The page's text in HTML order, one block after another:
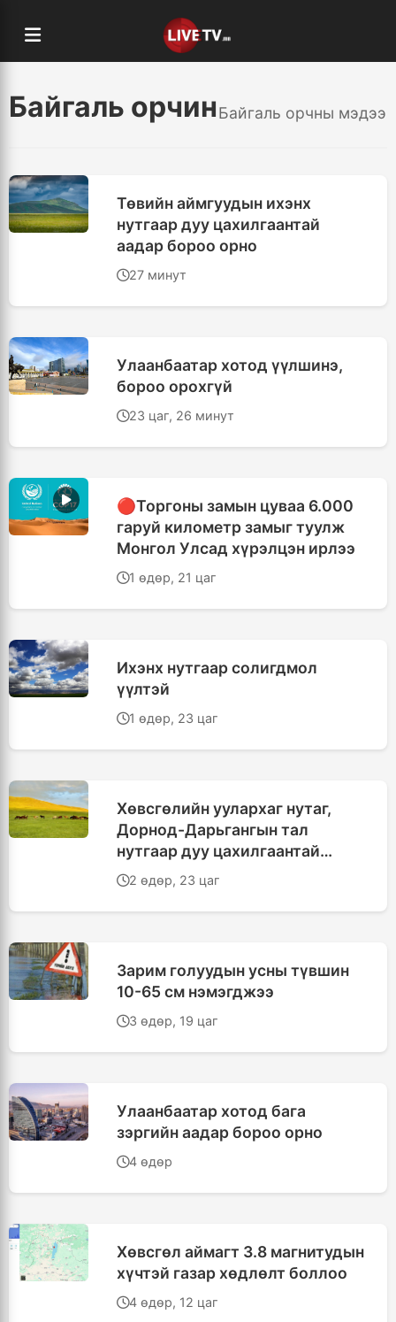
Байгаль орчинБайгаль орчны мэдээ
Төвийн аймгуудын ихэнх
нутгаар дуу цахилгаантай
аадар бороо орно
27 минут
Улаанбаатар хотод үүлшинэ,
бороо орохгүй
23 цаг, 26 минут
🔴Торгоны замын цуваа 6.000
гаруй километр замыг туулж
Монгол Улсад хүрэлцэн ирлээ
1 өдөр, 21 цаг
Ихэнх нутгаар солигдмол
үүлтэй
1 өдөр, 23 цаг
Хөвсгөлийн уулархаг нутаг,
Дорнод-Дарьгангын тал
нутгаар дуу цахилгаантай
аадар бороо орно
2 өдөр, 23 цаг
Зарим голуудын усны түвшин
10-65 см нэмэгджээ
3 өдөр, 19 цаг
Улаанбаатар хотод бага
зэргийн аадар бороо орно
4 өдөр
Хөвсгөл аймагт 3.8 магнитудын
хүчтэй газар хөдлөлт боллоо
4 өдөр, 12 цаг